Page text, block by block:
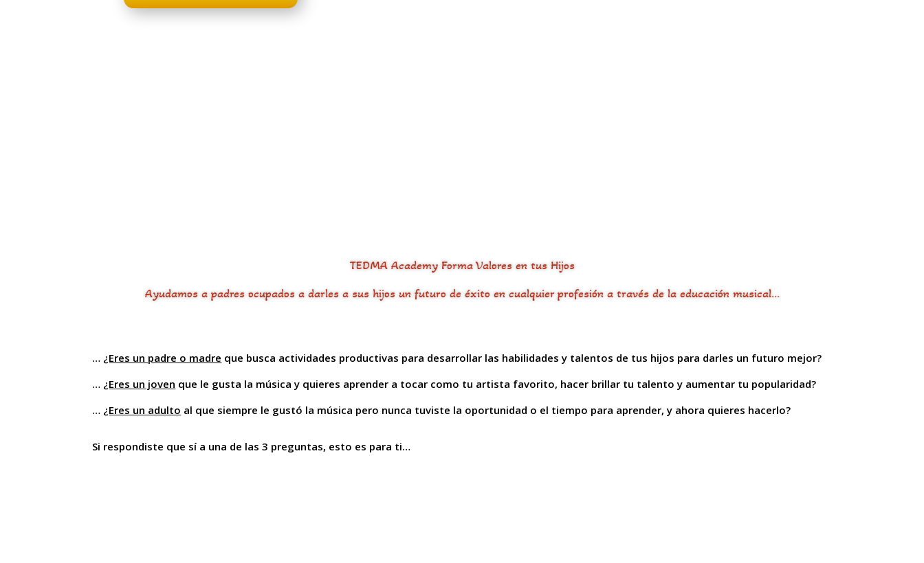
TEDMA Academy Forma Valores en tus Hijos
Ayudamos a padres ocupados a darles a sus hijos un futuro de éxito en cualquier profesión a través de la educación musical…
… ¿Eres un padre o madre que busca actividades productivas para desarrollar las habilidades y talentos de tus hijos para darles un futuro mejor?
… ¿Eres un joven que le gusta la música y quieres aprender a tocar como tu artista favorito, hacer brillar tu talento y aumentar tu popularidad?
… ¿Eres un adulto al que siempre le gustó la música pero nunca tuviste la oportunidad o el tiempo para aprender, y ahora quieres hacerlo?
Si respondiste que sí a una de las 3 preguntas, esto es para ti…